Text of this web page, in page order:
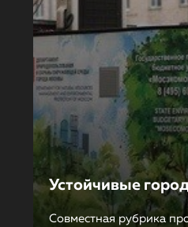
Устойчивые
Совместная рубрика